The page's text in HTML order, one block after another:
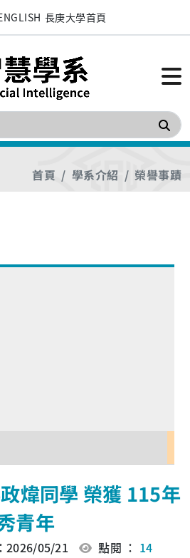
長庚大學首頁
搜
首頁 學系介紹 榮譽事蹟
煒同學 榮獲 115年
青年
2026/05/21 點閱 ： 14